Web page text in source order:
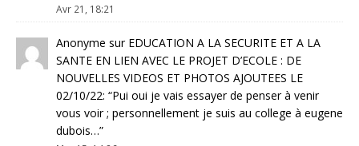
Avr 21, 18:21
Anonyme sur EDUCATION A LA SECURITE ET A LA
SANTE EN LIEN AVEC LE PROJET D’ECOLE : DE
NOUVELLES VIDEOS ET PHOTOS AJOUTEES LE
02/10/22: “Pui oui je vais essayer de penser à venir
vous voir ; personnellement je suis au college à eugene
dubois…”